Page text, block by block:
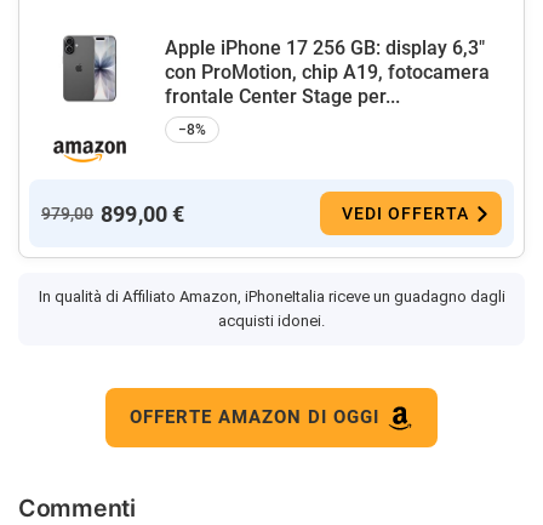
Apple iPhone 17 256 GB: display 6,3"
con ProMotion, chip A19, fotocamera
frontale Center Stage per...
−8%
979,00 899,00 € VEDI OFFERTA
In qualità di Affiliato Amazon, iPhoneItalia riceve un guadagno dagli
acquisti idonei.
OFFERTE AMAZON DI OGGI
Commenti